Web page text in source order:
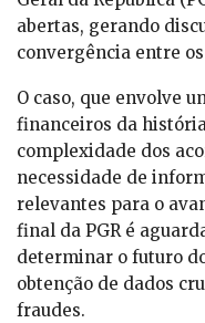
abertas, gerando
convergência entre
O caso, que envolve
financeiros da
complexidade dos
necessidade de
relevantes para o
final da PGR é
determinar o futuro
obtenção de dados
fraudes.